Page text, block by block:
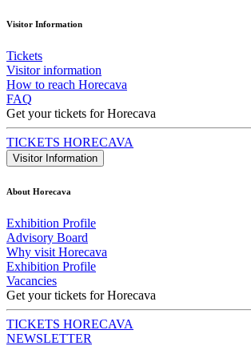
Visitor Information
Tickets
Visitor information
How to reach Horecava
FAQ
Get your tickets for Horecava
TICKETS HORECAVA
Visitor Information
About Horecava
Exhibition Profile
Advisory Board
Why visit Horecava
Exhibition Profile
Vacancies
Get your tickets for Horecava
TICKETS HORECAVA
NEWSLETTER